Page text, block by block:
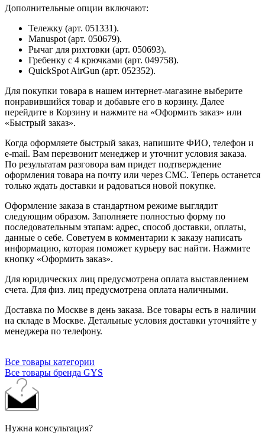
Дополнительные опции включают:
Тележку (арт. 051331).
Manuspot (арт. 050679).
Рычаг для рихтовки (арт. 050693).
Гребенку с 4 крючками (арт. 049758).
QuickSpot AirGun (арт. 052352).
Для покупки товара в нашем интернет-магазине выберите
понравившийся товар и добавьте его в корзину. Далее
перейдите в Корзину и нажмите на «Оформить заказ» или
«Быстрый заказ».
Когда оформляете быстрый заказ, напишите ФИО, телефон и
e-mail. Вам перезвонит менеджер и уточнит условия заказа.
По результатам разговора вам придет подтверждение
оформления товара на почту или через СМС. Теперь останется
только ждать доставки и радоваться новой покупке.
Оформление заказа в стандартном режиме выглядит
следующим образом. Заполняете полностью форму по
последовательным этапам: адрес, способ доставки, оплаты,
данные о себе. Советуем в комментарии к заказу написать
информацию, которая поможет курьеру вас найти. Нажмите
кнопку «Оформить заказ».
Для юридических лиц предусмотрена оплата выставлением
счета. Для физ. лиц предусмотрена оплата наличными.
Доставка по Москве в день заказа. Все товары есть в наличии
на складе в Москве. Детальные условия доставки уточняйте у
менеджера по телефону.
Все товары категории
Все товары бренда GYS
Нужна консультация?